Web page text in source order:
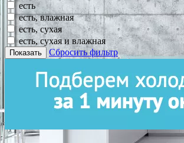
есть
есть, влажная
есть, сухая
есть, сухая и влажная
Показать Сбросить фильтр